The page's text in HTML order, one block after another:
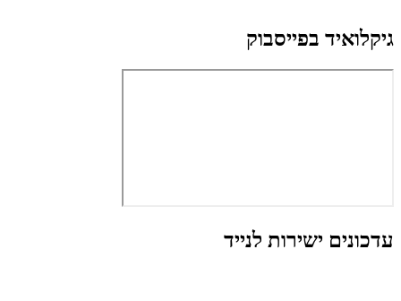
גיקלואיד בפייסבוק
עדכונים ישירות לנייד